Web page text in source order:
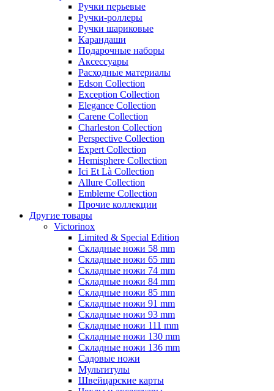
Ручки перьевые
Ручки-роллеры
Ручки шариковые
Карандаши
Подарочные наборы
Аксессуары
Расходные материалы
Edson Collection
Exception Collection
Elegance Collection
Carene Collection
Charleston Collection
Perspective Collection
Expert Collection
Hemisphere Collection
Ici Et Là Collection
Allure Collection
Embleme Collection
Прочие коллекции
Другие товары
Victorinox
Limited & Special Edition
Складные ножи 58 mm
Складные ножи 65 mm
Складные ножи 74 mm
Складные ножи 84 mm
Складные ножи 85 mm
Складные ножи 91 mm
Складные ножи 93 mm
Складные ножи 111 mm
Складные ножи 130 mm
Складные ножи 136 mm
Садовые ножи
Мультитулы
Швейцарские карты